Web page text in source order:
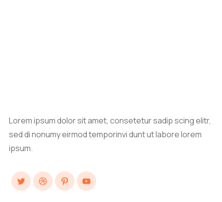
Lorem ipsum dolor sit amet, consetetur sadip scing elitr,
sed di nonumy eirmod temporinvi dunt ut labore lorem
ipsum.
TwitterDribbblePinterestYouTube